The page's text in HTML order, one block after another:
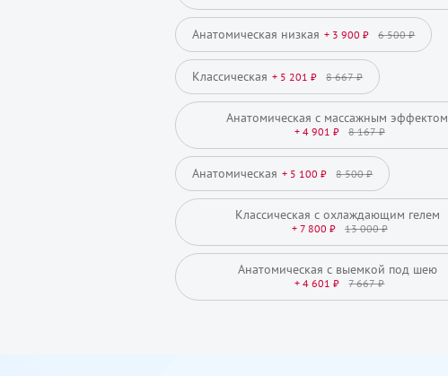
Анатомическая низкая + 3 900 ₽ 6 500 ₽
Классическая + 5 201 ₽ 8 667 ₽
Анатомическая с массажным эффектом
+ 4 901 ₽ 8 167 ₽
Анатомическая + 5 100 ₽ 8 500 ₽
Классическая с охлаждающим гелем
+ 7 800 ₽ 13 000 ₽
Анатомическая с выемкой под шею
+ 4 601 ₽ 7 667 ₽